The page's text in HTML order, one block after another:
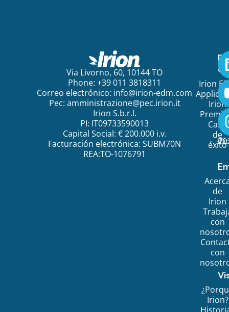
Via Livorno, 60, 10144 TO
Phone: +39 011 3818311
Correo electrónico: info@irion-edm.com
Pec: amministrazione@pec.irion.it
Irion S.b.r.l.
PI: IT09733590013
Capital Social: € 200.000 i.v.
Facturación electrónica: SUBM70N
REA:TO-1076791
Irion
Irion
Caso
de
éxito
de
Irion
con
con
Irion?
©